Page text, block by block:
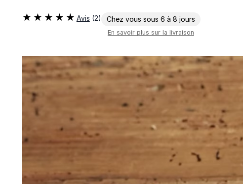
Avis (2) Chez vous sous 6 à 8 jours
En savoir plus sur la livraison